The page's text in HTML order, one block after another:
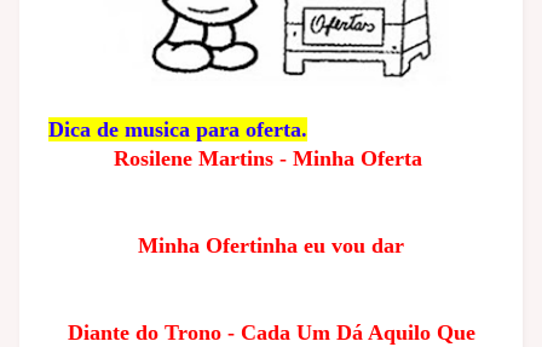
Dica de musica para oferta.
Rosilene Martins - Minha Oferta
Minha Ofertinha eu vou dar
Diante do Trono - Cada Um Dá Aquilo Que